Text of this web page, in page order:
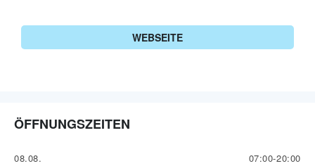
WEBSEITE
ÖFFNUNGSZEITEN
08.08.
07:00-20:00